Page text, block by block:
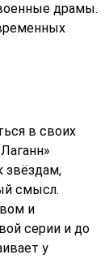
драмы.
в своих
звёздам,
смысл.
и
серии и до
у